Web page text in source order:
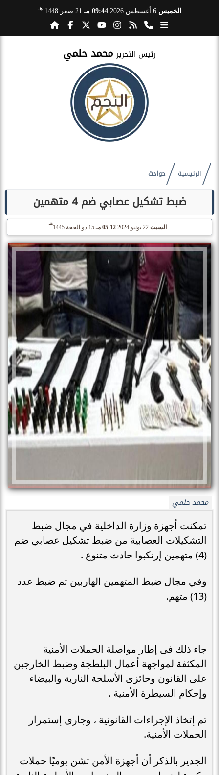
الخميس 09:44 مـ 21 صفر 1448 هـ
رئيس التحرير محمد حلمي
الرئيسية حوادث
ضبط تشكيل عصابي ضم 4 متهمين
السبت 22 يونيو 2024 05:12 مـ 15 ذو الحجة 1445
هـ
محمد حلمي
تمكنت أجهزة وزارة الداخلية في مجال ضبط
التشكيلات العصابية من ضبط تشكيل عصابي ضم
(4) متهمين إرتكبوا حادث متنوع .
وفي مجال ضبط المتهمين الهاربين تم ضبط عدد
(13) متهم.
جاء ذلك فى إطار مواصلة الحملات الأمنية
المكثفة لمواجهة أعمال البلطجة وضبط الخارجين
على القانون وحائزى الأسلحة النارية والبيضاء
وإحكام السيطرة الأمنية .
تم إتخاذ الإجراءات القانونية ، وجارى إستمرار
الحملات الأمنية.
الجدير بالذكر أن أجهزة الأمن تشن يوميًا حملات